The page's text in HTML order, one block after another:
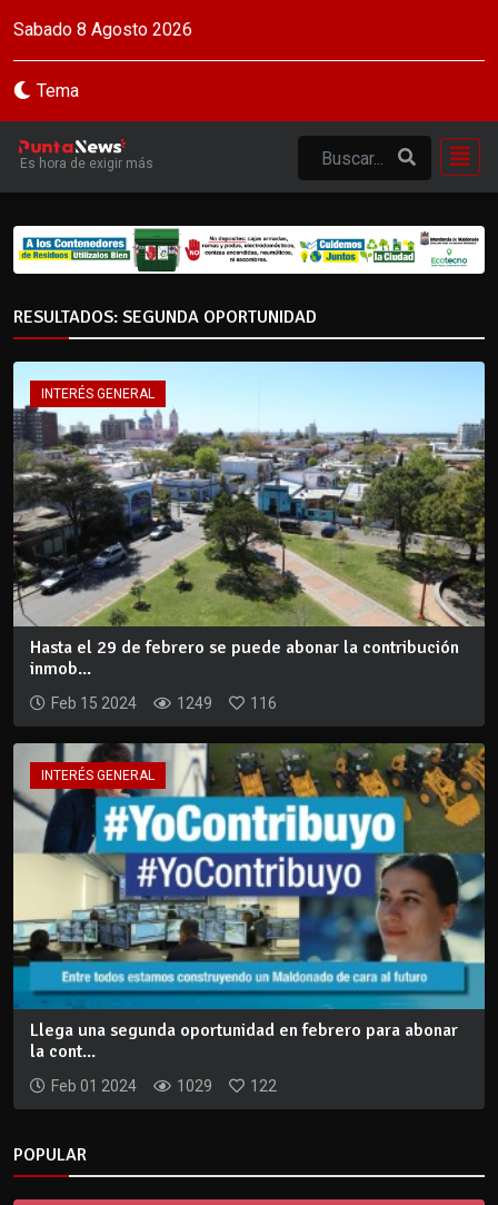
Sabado 8 Agosto 2026
Tema
Es hora de exigir más
RESULTADOS: SEGUNDA OPORTUNIDAD
INTERÉS GENERAL
Hasta el 29 de febrero se puede abonar la contribución
inmob...
Feb 15 2024 1249 116
INTERÉS GENERAL
Llega una segunda oportunidad en febrero para abonar
la cont...
Feb 01 2024 1029 122
POPULAR